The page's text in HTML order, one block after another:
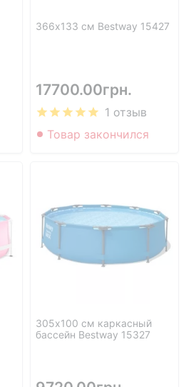
366х133 см Bestway 15427
17700.00грн.
1 отзыв
Товар закончился
305х100 см каркасный
бассейн Bestway 15327